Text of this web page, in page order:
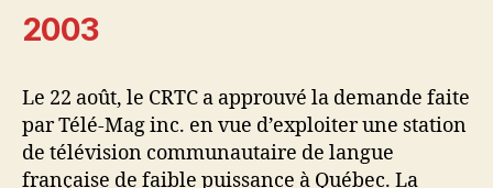
2003
Le 22 août, le CRTC a approuvé la demande faite
par Télé-Mag inc. en vue d’exploiter une station
de télévision communautaire de langue
française de faible puissance à Québec. La